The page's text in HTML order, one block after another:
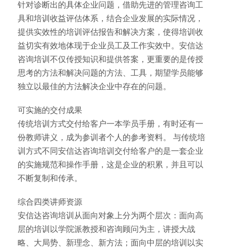
针对诊断出的具体企业问题，借助先进的管理咨询工
具和培训收益评估体系，结合企业发展的实际情况，
提供实效性的培训评估报告和解决方案，使得培训收
益切实有效地体现于企业员工及工作实效中。安信达
咨询培训不仅传授知识和提供答案，更重要的是传授
思考的方法和解决问题的方法、工具，期望学员能够
独立以最佳的方法解决企业中存在的问题。
可实施的交付成果
传统培训方式交付给客户一本学员手册，有时还有一
份教师讲义，成为参训者个人的参考资料。 与传统培
训方式不同安信达咨询培训交付给客户的是一套企业
的实施规范和操作手册，这是企业的积累，并且可以
不断复制和传承。
综合四类讲师资源
安信达咨询培训从面向对象上分为两个层次：面向高
层的培训以学院派教授和咨询顾问为主，讲授大战
略、大局势、新理念、新方法；面向中层的培训以实